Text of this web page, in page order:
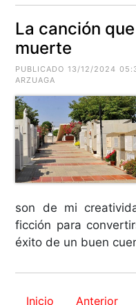
La canción
muerte
PUBLICADO 13/12/2024
ARZUAGA
son de mi
ficción para
éxito de un buen
Inicio Anterior